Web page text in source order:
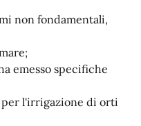
non fondamentali,
emesso specifiche
l'irrigazione di orti